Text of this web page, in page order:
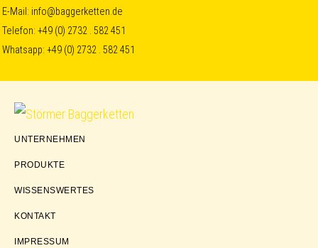
Skip
to
primary
navigation
Skip
to
content
Skip
to
E-Mail: info@baggerketten.de
Telefon:+49 (0) 2732 . 582 451
Whatsapp:+49 (0) 2732 . 582 451
Störmer
UNTERNEHMEN
PRODUKTE
WISSENSWERTES
KONTAKT
IMPRESSUM